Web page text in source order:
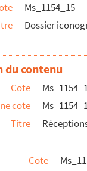
Ms_1154_15
Dossier
du contenu
Cote
cote
Titre
Cote